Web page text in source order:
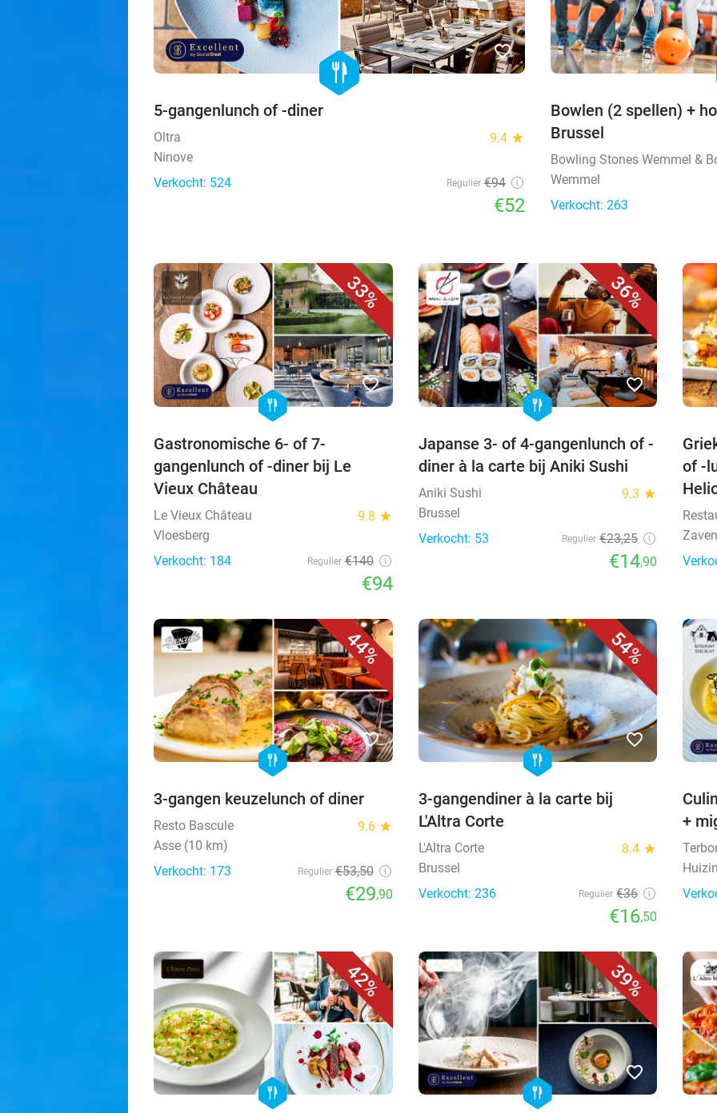
favorite_border
hexagon
food
5-gangenlunch of -diner
Oltra 9.4 star
Ninove
Verkocht: 524
Regulier €94
€52
Bowlen (2 spellen) +
Brussel
Bowling Stones Wemmel &
Wemmel
Verkocht: 263
33%
favorite_border
hexagon
food
Gastronomische 6- of 7-
gangenlunch of -diner bij Le
Vieux Château
Le Vieux Château 9.8 star
Vloesberg
Verkocht: 184
Regulier €140
€94
36%
favorite_border
hexagon
food
Japanse 3- of 4-gangenlunch of -
diner à la carte bij Aniki Sushi
Aniki Sushi 9.3 star
Brussel
Verkocht: 53
Regulier €23,25
€14,90
of -
44%
favorite_border
hexagon
food
3-gangen keuzelunch of diner
Resto Bascule 9.6 star
Asse (10 km)
Verkocht: 173
Regulier €53,50
€29,90
54%
favorite_border
hexagon
food
3-gangendiner à la carte bij
L'Altra Corte
L'Altra Corte 8.4 star
Brussel
Verkocht: 236
Regulier €36
€16,50
+
42%
favorite_border
hexagon
food
39%
favorite_border
hexagon
food